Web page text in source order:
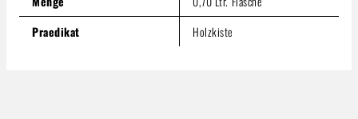
Praedikat
Holzkiste